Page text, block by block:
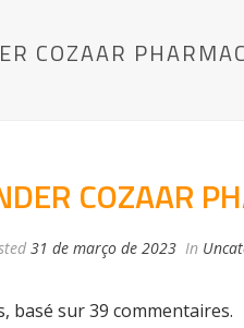
COZAAR
COZAAR
31 de março de 2023 In
basé sur39 commentaires.